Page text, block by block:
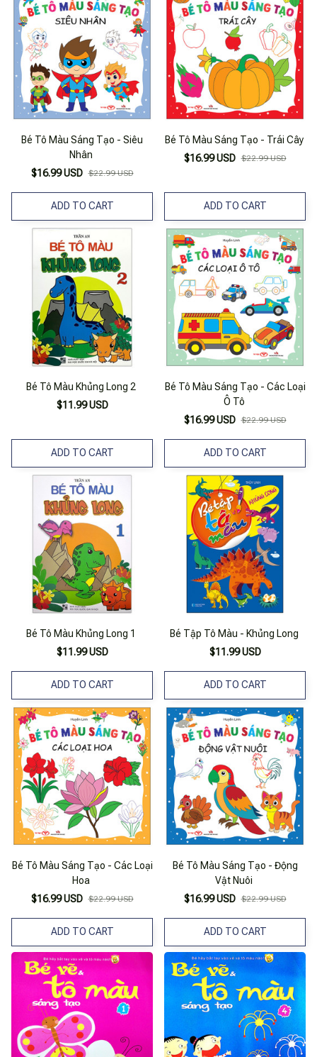
Bé Tô Màu Sáng Tạo - Siêu
Nhân
$16.99 USD $22.99 USD
ADD TO CART
Bé Tô Màu Sáng Tạo - Trái Cây
$16.99 USD $22.99 USD
ADD TO CART
Bé Tô Màu Khủng Long 2
$11.99 USD
ADD TO CART
Bé Tô Màu Sáng Tạo - Các Loại
Ô Tô
$16.99 USD $22.99 USD
ADD TO CART
Bé Tô Màu Khủng Long 1
$11.99 USD
ADD TO CART
Bé Tập Tô Màu - Khủng Long
$11.99 USD
ADD TO CART
Bé Tô Màu Sáng Tạo - Các Loại
Hoa
$16.99 USD $22.99 USD
ADD TO CART
Bé Tô Màu Sáng Tạo - Động
Vật Nuôi
$16.99 USD $22.99 USD
ADD TO CART